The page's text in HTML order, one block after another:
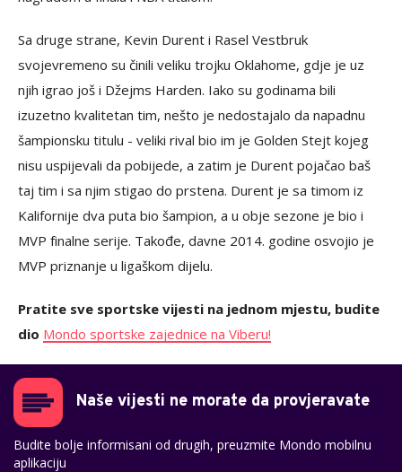
Sa druge strane, Kevin Durent i Rasel Vestbruk
svojevremeno su činili veliku trojku Oklahome, gdje je uz
njih igrao još i Džejms Harden. Iako su godinama bili
izuzetno kvalitetan tim, nešto je nedostajalo da napadnu
šampionsku titulu - veliki rival bio im je Golden Stejt kojeg
nisu uspijevali da pobijede, a zatim je Durent pojačao baš
taj tim i sa njim stigao do prstena. Durent je sa timom iz
Kalifornije dva puta bio šampion, a u obje sezone je bio i
MVP finalne serije. Takođe, davne 2014. godine osvojio je
MVP priznanje u ligaškom dijelu.
Pratite sve sportske vijesti na jednom mjestu, budite
dio Mondo sportske zajednice na Viberu!
Naše vijesti ne morate da provjeravate
Budite bolje informisani od drugih, preuzmite Mondo mobilnu
aplikaciju